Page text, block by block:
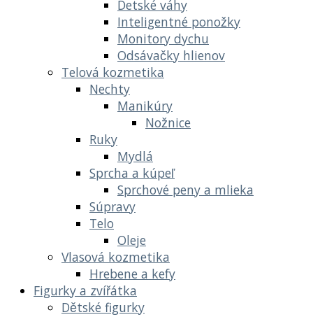
Detské váhy
Inteligentné ponožky
Monitory dychu
Odsávačky hlienov
Telová kozmetika
Nechty
Manikúry
Nožnice
Ruky
Mydlá
Sprcha a kúpeľ
Sprchové peny a mlieka
Súpravy
Telo
Oleje
Vlasová kozmetika
Hrebene a kefy
Figurky a zvířátka
Dětské figurky